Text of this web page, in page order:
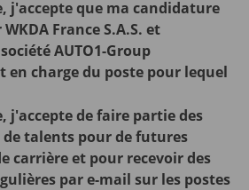
j'accepte que ma candidature
France S.A.S. et
AUTO1-Group
en charge du poste pour lequel
j'accepte de faire partie des
talents pour de futures
carrière et pour recevoir des
par e-mail sur les postes